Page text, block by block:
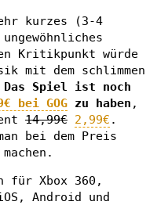
kurzes (3-4
Kritikpunkt würde
mit dem schlimmen
Das Spiel ist noch
bei GOG zu haben ,
14,99€ 2,99€ .
bei dem Preis
Xbox 360,
Android und